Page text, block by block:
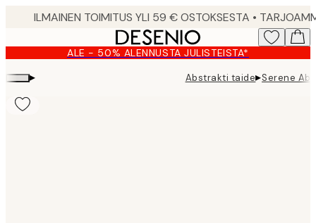
content.
ALE - 50% ALENNUSTA JULISTEISTA*
▸ Abstrakti taide▸Serene